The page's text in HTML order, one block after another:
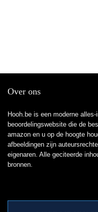
Over ons
Hooh.be is een moderne
beoordelingswebsite die de
amazon en u op de hoogte
afbeeldingen zijn
eigenaren. Alle geciteerde
bronnen.